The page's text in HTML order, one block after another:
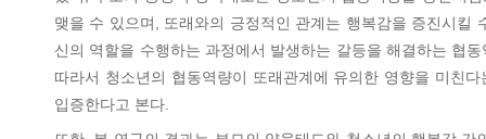
맺을 수 있으며, 또래와의 긍정적인 관계는 행복감을 증진시
신의 역할을 수행하는 과정에서 발생하는 갈등을 해결하는 협
따라서 청소년의 협동역량이 또래관계에 유의한 영향을 미친
입증한다고 본다.